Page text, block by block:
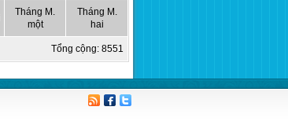
Tháng M.
một
Tháng M.
hai
Tổng cộng: 8551